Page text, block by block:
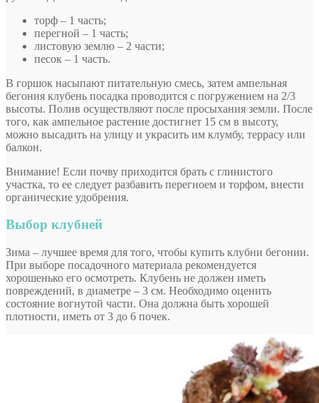
торф – 1 часть;
перегной – 1 часть;
листовую землю – 2 части;
песок – 1 часть.
В горшок насыпают питательную смесь, затем ампельная
бегония клубень посадка проводится с погружением на 2/3
высоты. Полив осуществляют после просыхания земли. После
того, как ампельное растение достигнет 15 см в высоту,
можно высадить на улицу и украсить им клумбу, террасу или
балкон.
Внимание! Если почву приходится брать с глинистого
участка, то ее следует разбавить перегноем и торфом, внести
органические удобрения.
Выбор клубней
Зима – лучшее время для того, чтобы купить клубни бегонии.
При выборе посадочного материала рекомендуется
хорошенько его осмотреть. Клубень не должен иметь
повреждений, в диаметре – 3 см. Необходимо оценить
состояние вогнутой части. Она должна быть хорошей
плотности, иметь от 3 до 6 почек.